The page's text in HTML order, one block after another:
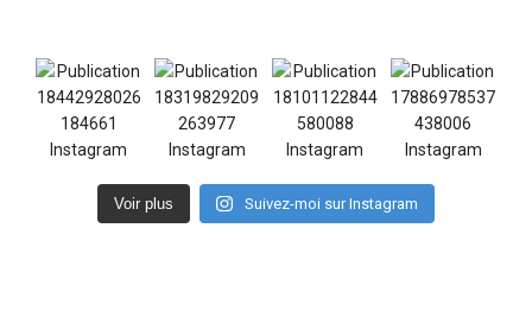
Voir plus Suivez-moi sur Instagram